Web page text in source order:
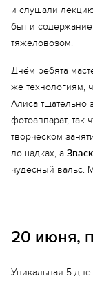
и слушали
быт и
тяжеловозом.
Днём ребята
же технологиям,
Алиса тщательно
фотоаппарат,
творческом
лошадках, а
чудесный вальс.
20 июня,
Уникальная 5-